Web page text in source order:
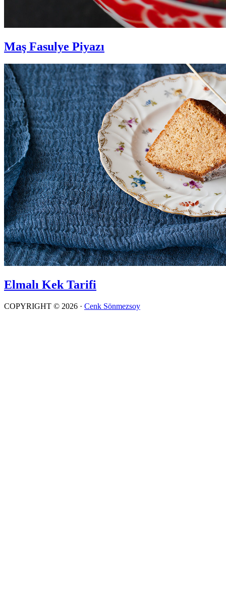
Maş Fasulye Piyazı
Elmalı Kek Tarifi
COPYRIGHT © 2026 · Cenk Sönmezsoy